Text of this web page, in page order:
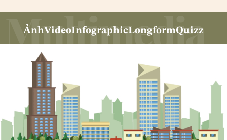
ẢnhVideoInfographicLongformQuizz